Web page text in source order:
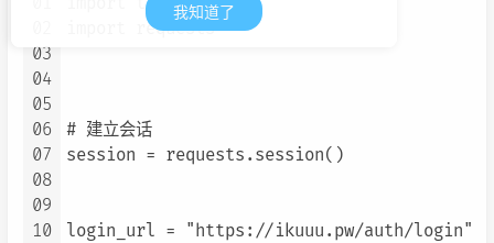
03
04
05
06
07
08
09
10
import requests
# 建立会话
session = requests.session()
login_url = "https://ikuuu.pw/auth/login"
我知道了